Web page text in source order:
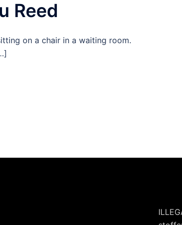
Reed
on a chair in a waiting room.